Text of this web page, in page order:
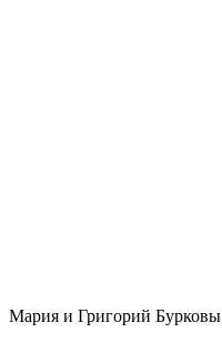
Мария и Григорий Бурковы